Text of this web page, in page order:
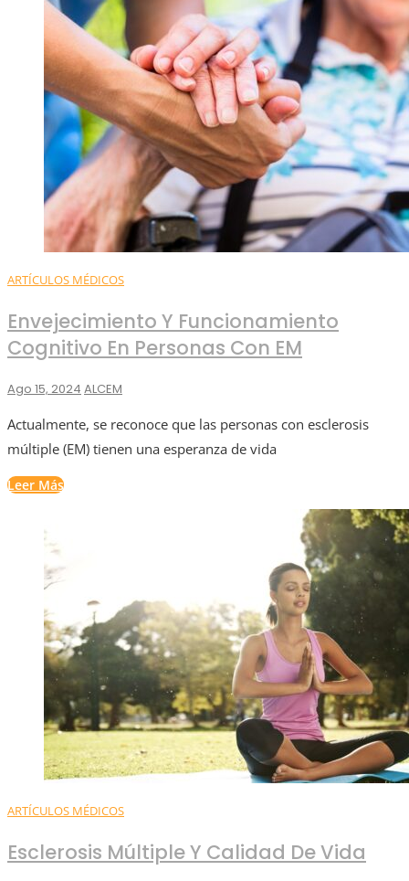
ARTÍCULOS MÉDICOS
Envejecimiento Y Funcionamiento
Cognitivo En Personas Con EM
Ago 15, 2024 ALCEM
Actualmente, se reconoce que las personas con esclerosis
múltiple (EM) tienen una esperanza de vida
Leer Más
ARTÍCULOS MÉDICOS
Esclerosis Múltiple Y Calidad De Vida